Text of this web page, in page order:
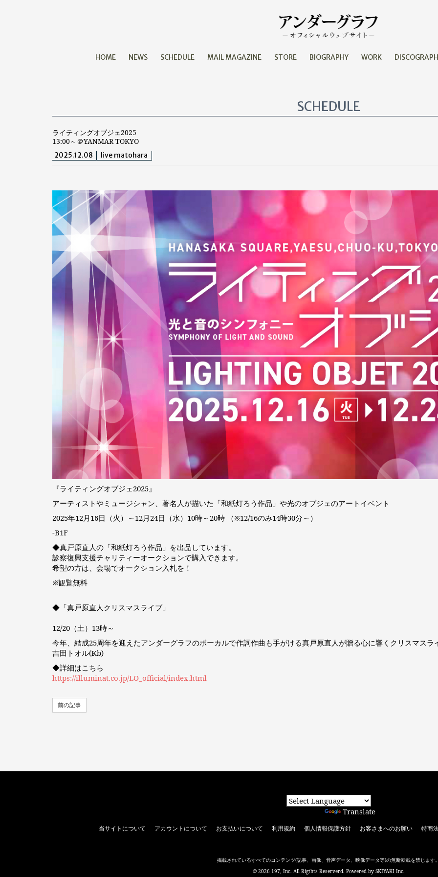
HOME NEWS SCHEDULE MAIL MAGAZINE STORE BIOGRAPHY WORK
SCHEDULE
ライティングオブジェ2025
13:00～＠YANMAR TOKYO
2025.12.08 live matohara
『ライティングオブジェ2025』
アーティストやミュージシャン、著名人が描いた「和紙灯ろう作品」や光のオブジェのアートイベント
2025年12月16日（火）～12月24日（水）10時～20時 （※12/16のみ14時30分～）
-B1F
◆真戸原直人の「和紙灯ろう作品」を出品しています。
診察復興支援チャリティーオークションで購入できます。
希望の方は、会場でオークション入札を！
※観覧無料
◆「真戸原直人クリスマスライブ」
12/20（土）13時～
今年、結成25周年を迎えたアンダーグラフのボーカルで作詞作曲も手がける真戸原直人が贈る心に響くクリスマスラ
吉田トオル(Kb)
◆詳細はこちら
https://illuminat.co.jp/LO_official/index.html
前の記事
Translate
当サイトについて アカウントについて お支払いについて 利用規約 個人情報保護方針 お客さまへのお願い 特商
掲載されているすべてのコンテンツ(記事、画像、音声データ、映像データ等)の無断転載を禁じます
© 2026 197, Inc. All Rigthts Reserverd. Powered by SKIYAKI Inc.